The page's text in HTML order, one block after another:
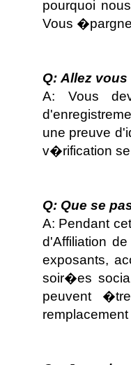
pourquoi
Vous
Q: Allez
A: Vous
une preuve
v�rification
Q: Que se
A: Pendant
d'Affiliation
exposants,
soir�es
peuvent